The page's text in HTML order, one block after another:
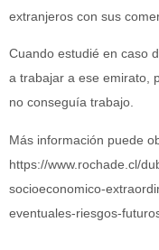
extranjeros con sus
Cuando estudié en caso
a trabajar a ese emirato,
no conseguía trabajo.
Más información puede
https://www.rochade.cl/
socioeconomico-
eventuales-riesgos-